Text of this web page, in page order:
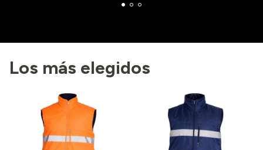
•Bolsillos Delanteros Inferiores
caída/perdida de objetos
•Bolsillos Interno
-Inferior amplio de Red
Los más elegidos